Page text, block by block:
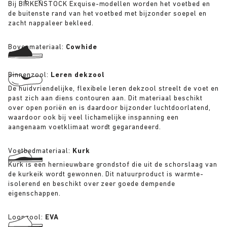
Bij BIRKENSTOCK Exquise-modellen worden het voetbed en
de buitenste rand van het voetbed met bijzonder soepel en
zacht nappaleer bekleed.
Bovenmateriaal: Cowhide
Binnenzool: Leren dekzool
De huidvriendelijke, flexibele leren dekzool streelt de voet en
past zich aan diens contouren aan. Dit materiaal beschikt
over open poriën en is daardoor bijzonder luchtdoorlatend,
waardoor ook bij veel lichamelijke inspanning een
aangenaam voetklimaat wordt gegarandeerd.
Voetbedmateriaal: Kurk
Kurk is een hernieuwbare grondstof die uit de schorslaag van
de kurkeik wordt gewonnen. Dit natuurproduct is warmte-
isolerend en beschikt over zeer goede dempende
eigenschappen.
Loopzool: EVA